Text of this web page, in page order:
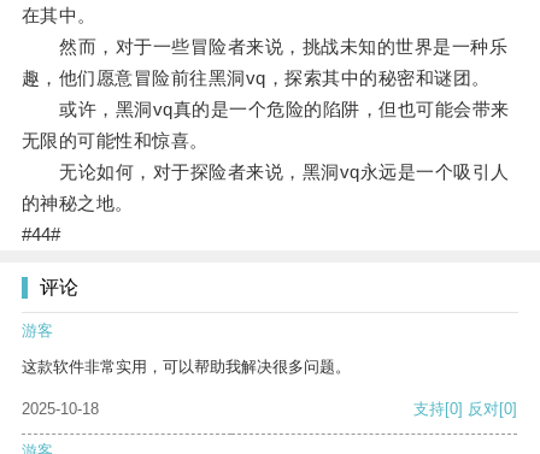
在其中。
然而，对于一些冒险者来说，挑战未知的世界是一种乐
趣，他们愿意冒险前往黑洞vq，探索其中的秘密和谜团。
或许，黑洞vq真的是一个危险的陷阱，但也可能会带来
无限的可能性和惊喜。
无论如何，对于探险者来说，黑洞vq永远是一个吸引人
的神秘之地。
#44#
评论
游客
这款软件非常实用，可以帮助我解决很多问题。
2025-10-18 支持[0] 反对[0]